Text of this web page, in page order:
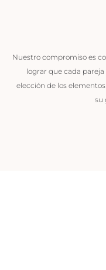
Nuestro compromiso es
lograr que cada
elección de los
su